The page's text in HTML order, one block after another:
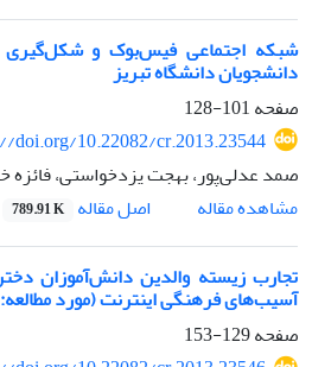
شبکه اجتماعی فیس‌بوک و شکل‌گیری
دانشجویان دانشگاه تبریز
صفحه101-128
doi.org/10.22082/cr.2013.23544
صمد عدلی‌پور، بهجت یزدخواستی، فائزه
مشاهده مقاله
اصل مقاله 789.91 K
تجارب زیسته والدین دانش‌آموزان
آسیب‌های فرهنگی اینترنت (مورد
صفحه129-153